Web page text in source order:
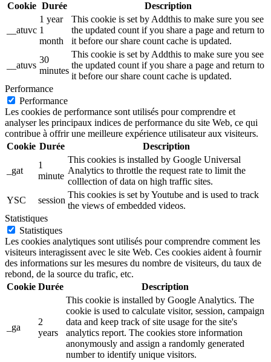
Cookie Durée Description
__atuvc
1 year
1
month
This cookie is set by Addthis to make sure you see
the updated count if you share a page and return to
it before our share count cache is updated.
__atuvs
30
minutes
This cookie is set by Addthis to make sure you see
the updated count if you share a page and return to
it before our share count cache is updated.
Performance
Performance
Les cookies de performance sont utilisés pour comprendre et
analyser les principaux indices de performance du site Web, ce qui
contribue à offrir une meilleure expérience utilisateur aux visiteurs.
Cookie Durée Description
_gat
1
minute
This cookies is installed by Google Universal
Analytics to throttle the request rate to limit the
colllection of data on high traffic sites.
YSC
session
This cookies is set by Youtube and is used to track
the views of embedded videos.
Statistiques
Statistiques
Les cookies analytiques sont utilisés pour comprendre comment les
visiteurs interagissent avec le site Web. Ces cookies aident à fournir
des informations sur les mesures du nombre de visiteurs, du taux de
rebond, de la source du trafic, etc.
Cookie Durée Description
_ga
2
years
This cookie is installed by Google Analytics. The
cookie is used to calculate visitor, session, campaign
data and keep track of site usage for the site's
analytics report. The cookies store information
anonymously and assign a randomly generated
number to identify unique visitors.